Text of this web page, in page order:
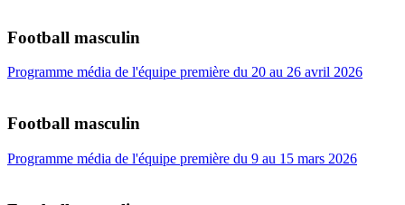
Football masculin
Programme média de l'équipe première du 20 au 26 avril 2026
Football masculin
Programme média de l'équipe première du 9 au 15 mars 2026